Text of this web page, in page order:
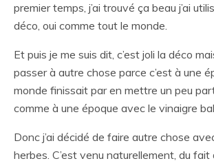
premier temps, j’ai trouvé ça beau j’ai
déco, oui comme tout le monde.
Et puis je me suis dit, c’est joli la déco
passer à autre chose parce c’est à une
monde finissait par en mettre un peu
comme à une époque avec le vinaigre
Donc j’ai décidé de faire autre chose
herbes. C’est venu naturellement, du